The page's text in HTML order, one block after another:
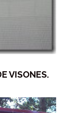
VISONES.